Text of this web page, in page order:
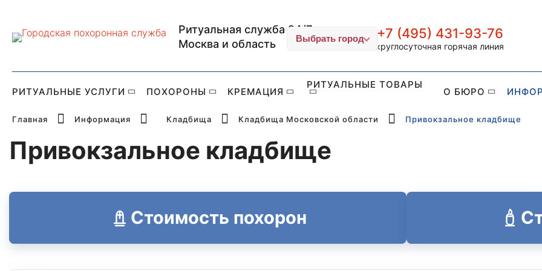
Главная страница РИТУАЛ-СТОЛИЦА
Ритуальная служба 24/7
Москва и область
Выбрать город +7 (495) 431-93-76
круглосуточная горячая линия
РИТУАЛЬНЫЕ УСЛУГИ ПОХОРОНЫ КРЕМАЦИЯ
РИТУАЛЬНЫЕ ТОВАРЫ
О БЮРО
Главная Информация Кладбища Кладбища Московской области Привокзальное кладбище
Привокзальное кладбище
Стоимость похорон